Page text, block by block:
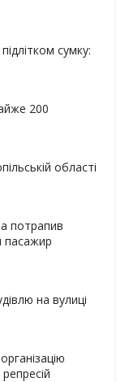
сумку:
200
області
потрапив
пасажир
на вулиці